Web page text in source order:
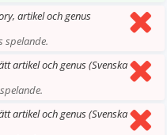
artikel och genus
spelande.
artikel och genus (Svenska
artikel och genus (Svenska